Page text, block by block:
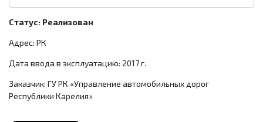
Статус: Реализован
Адрес: РК
Дата ввода в эксплуатацию: 2017 г.
Заказчик: ГУ РК «Управление автомобильных дорог
Республики Карелия»